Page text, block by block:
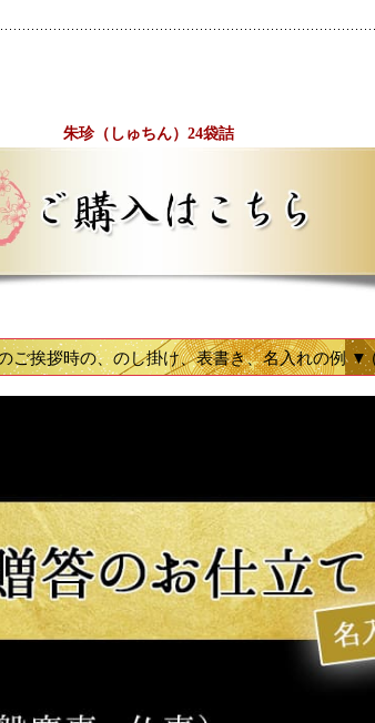
朱珍（しゅちん）24袋詰
ご挨拶時の、のし掛け、表書き、名入れの例 ▼